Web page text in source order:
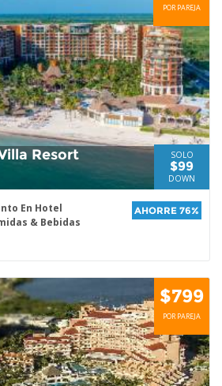
POR PAREJA
Resort SOLO
$99
DOWN
En Hotel
& Bebidas
AHORRE 76%
$799
POR PAREJA